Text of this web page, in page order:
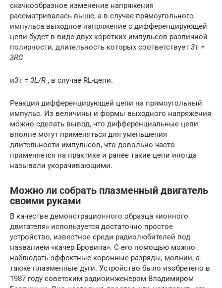
скачкообразное изменение напряжения
рассматривалась выше, а в случае прямоугольного
импульса выходное напряжение с дифференцирующей
цепи будет в виде двух коротких импульсов различной
полярности, длительность которых соответствует 3τ =
3RC
и3τ = 3L/R , в случае RL-цепи.
Реакция дифференцирующей цепи на прямоугольный
импульс. Из величины и формы выходного напряжения
можно сделать вывод, что дифференциальные цепи
вполне могут применяться для уменьшения
длительности импульсов, что довольно часто
применяется на практике и ранее такие цепи иногда
называли укорачивающими.
Можно ли собрать плазменный двигатель
своими руками
В качестве демонстрационного образца «ионного
двигателя» используется достаточно простое
устройство, известное среди радиолюбителей под
названием «качер Бровина». С его помощью можно
наблюдать эффектные коронные разряды, молнии, а
также плазменные дуги. Устройство было изобретено в
1987 году советским радиоинженером Владимиром